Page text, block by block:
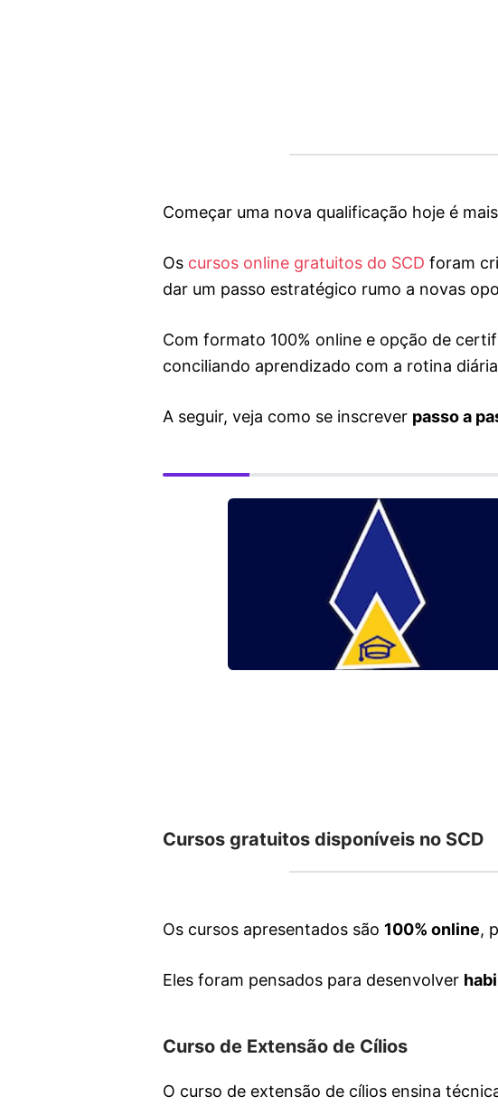
Começar uma nova qualificação hoje é mais
Os cursos online gratuitos do SCD foram
dar um passo estratégico rumo a novas
Com formato 100% online e opção de
conciliando aprendizado com a rotina
A seguir, veja como se inscrever passo a
Cursos gratuitos disponíveis no SCD
Os cursos apresentados são 100% online,
Eles foram pensados para desenvolver
Curso de Extensão de Cílios
O curso de extensão de cílios ensina